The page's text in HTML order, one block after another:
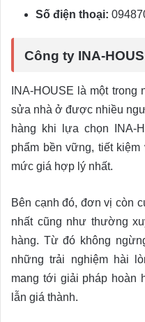
Số điện thoại:
Công ty INA-
INA-HOUSE là một
sửa nhà ở được nhiều
hàng khi lựa chọn INA-
phẩm bền vững, tiết
mức giá hợp lý nhất.
Bên cạnh đó, đơn vị còn
nhất cũng như thường
hàng. Từ đó không
những trải nghiệm hài
mang tới giải pháp hoàn
lẫn giá thành.